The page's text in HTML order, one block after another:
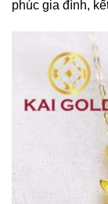
phúc gia đình,